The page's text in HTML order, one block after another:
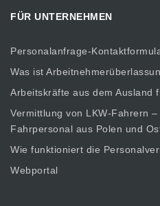
FÜR UNTERNEHMEN
Personalanfrage-
Was ist
Arbeitskräfte aus dem Ausland
Vermittlung von LKW-Fahrern
Fahrpersonal aus Polen und
Wie funktioniert die
Webportal